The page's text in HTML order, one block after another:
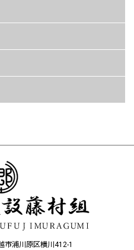
市浦川原区横川412-1